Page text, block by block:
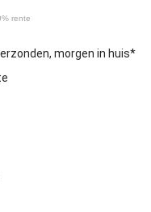
rente
morgen in huis*